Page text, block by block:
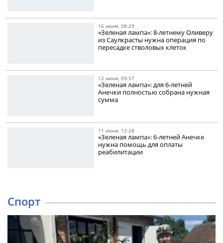
16 июня, 08:29
«Зеленая лампа»: 8-летнему Оливеру
из Саулкрасты нужна операция по
пересадке стволовых клеток
12 июня, 09:57
«Зеленая лампа»: для 6-летней
Анечки полностью собрана нужная
сумма
11 июня, 12:28
«Зеленая лампа»: 6-летней Анечке
нужна помощь для оплаты
реабилитации
Спорт